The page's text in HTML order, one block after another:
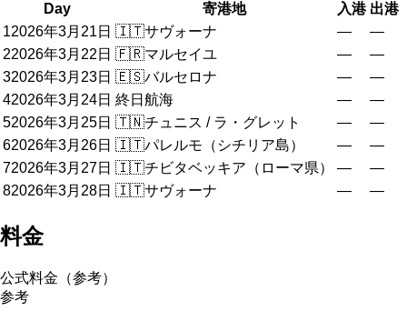
Day 寄港地 入港 出港
12026年3月21日 🇮🇹サヴォーナ —
—
22026年3月22日 🇫🇷マルセイユ —
—
32026年3月23日 🇪🇸バルセロナ —
—
42026年3月24日 終日航海 —
—
52026年3月25日 🇹🇳チュニス / ラ・グレット —
—
62026年3月26日 🇮🇹パレルモ（シチリア島） —
—
72026年3月27日 🇮🇹チビタベッキア（ローマ県） —
—
82026年3月28日 🇮🇹サヴォーナ — —
料金
公式料金（参考）
参考